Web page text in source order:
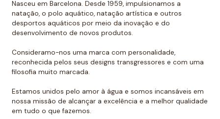
Nasceu em Barcelona. Desde 1959, impulsionamos a
natação, o polo aquático, natação artística e outros
desportos aquáticos por meio da inovação e do
desenvolvimento de novos produtos.
Consideramo-nos uma marca com personalidade,
reconhecida pelos seus designs transgressores e com uma
filosofia muito marcada.
Estamos unidos pelo amor à água e somos incansáveis em
nossa missão de alcançar a excelência e a melhor qualidade
em tudo o que fazemos.